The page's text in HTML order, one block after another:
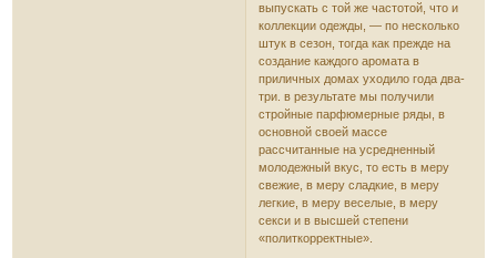
выпускать с той же частотой, что и
коллекции одежды, — по несколько
штук в сезон, тогда как прежде на
создание каждого аромата в
приличных домах уходило года два-
три. в результате мы получили
стройные парфюмерные ряды, в
основной своей массе
рассчитанные на усредненный
молодежный вкус, то есть в меру
свежие, в меру сладкие, в меру
легкие, в меру веселые, в меру
секси и в высшей степени
«политкорректные».